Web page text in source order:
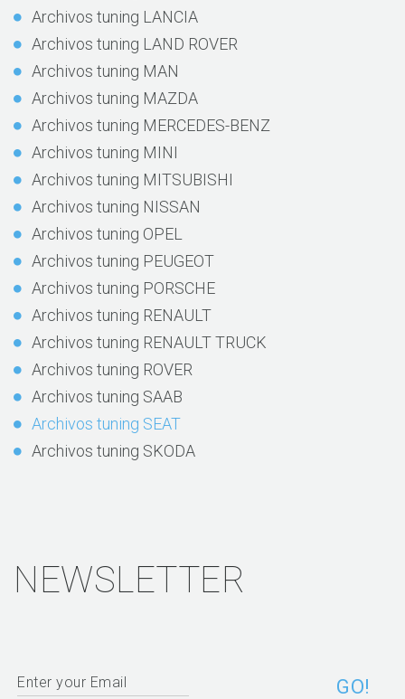
Archivos tuning LANCIA
Archivos tuning LAND ROVER
Archivos tuning MAN
Archivos tuning MAZDA
Archivos tuning MERCEDES-BENZ
Archivos tuning MINI
Archivos tuning MITSUBISHI
Archivos tuning NISSAN
Archivos tuning OPEL
Archivos tuning PEUGEOT
Archivos tuning PORSCHE
Archivos tuning RENAULT
Archivos tuning RENAULT TRUCK
Archivos tuning ROVER
Archivos tuning SAAB
Archivos tuning SEAT
Archivos tuning SKODA
NEWSLETTER